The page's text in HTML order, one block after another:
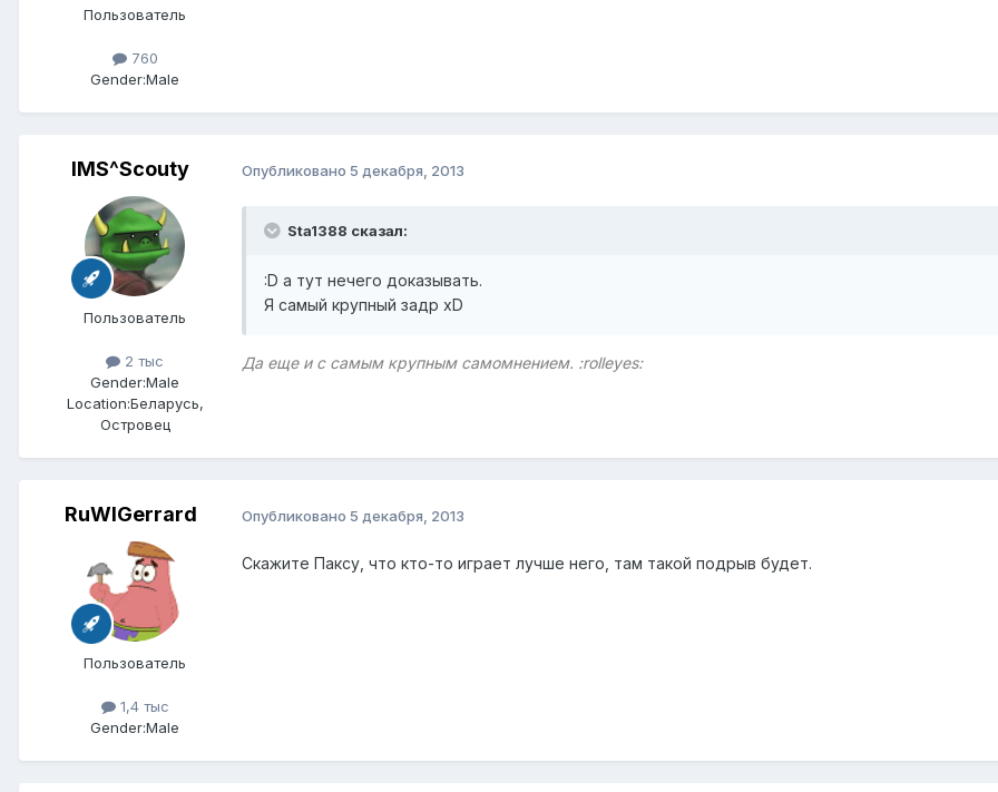
Пользователь
760
Gender:Male
IMS^Scouty
Пользователь
2 тыс
Gender:Male
Location:Беларусь,
Островец
Опубликовано 5 декабря, 2013
Sta1388 сказал:
:D а тут нечего доказывать.
Я самый крупный задр xD
Да еще и с самым крупным самомнением. :rolleyes:
RuWlGerrard
Пользователь
1,4 тыс
Gender:Male
Опубликовано 5 декабря, 2013
Скажите Паксу, что кто-то играет лучше него, там такой подрыв будет.